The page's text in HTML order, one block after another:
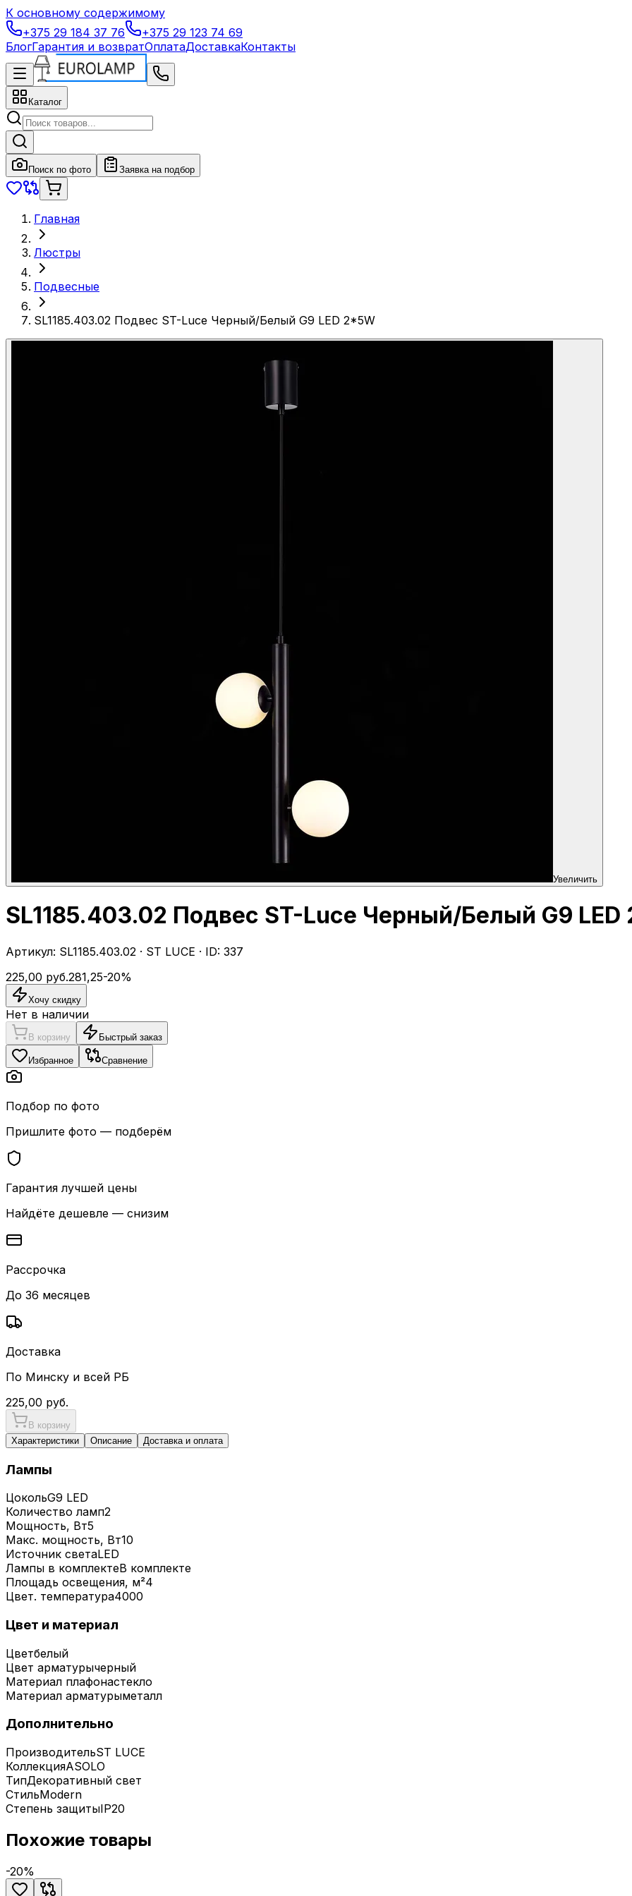
К основному содержимому
+375 29 184 37 76
+375 29 123 74 69
БлогГарантия и возвратОплатаДоставкаКонтакты
Каталог
Поиск по фото Заявка на подбор
Главная
Люстры
Подвесные
SL1185.403.02 Подвес ST-Luce Черный/Белый G9 LED 2*5W
Увеличить
SL1185.403.02 Подвес ST-Luce Черный/Белый G9 LED
Артикул: SL1185.403.02 · ST LUCE · ID: 337
225,00 руб.281,25-20%
Хочу скидку
Нет в наличии
В корзину Быстрый заказ
Избранное Сравнение
Подбор по фото
Пришлите фото — подберём
Гарантия лучшей цены
Найдёте дешевле — снизим
Рассрочка
До 36 месяцев
Доставка
По Минску и всей РБ
225,00 руб.
В корзину
Характеристики
Описание Доставка и оплата
Лампы
ЦокольG9 LED
Количество ламп2
Мощность, Вт5
Макс. мощность, Вт10
Источник светаLED
Лампы в комплектеВ комплекте
Площадь освещения, м²4
Цвет. температура4000
Цвет и материал
Цветбелый
Цвет арматурычерный
Материал плафонастекло
Материал арматурыметалл
Дополнительно
ПроизводительST LUCE
КоллекцияASOLO
ТипДекоративный свет
СтильModern
Степень защитыIP20
Похожие товары
-20%